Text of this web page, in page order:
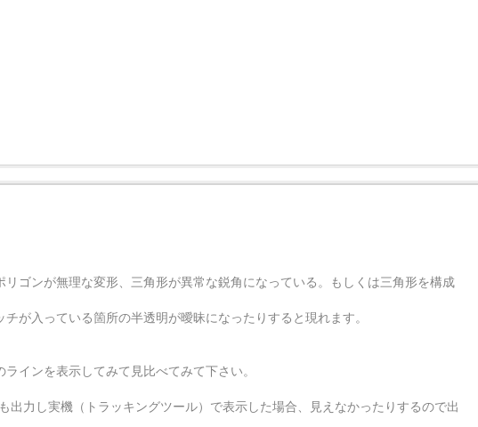
ゴンが無理な変形、三角形が異常な鋭角になっている。もしくは三角形を構成
が入っている箇所の半透明が曖昧になったりすると現れます。
インを表示してみて見比べてみて下さい。
出力し実機（トラッキングツール）で表示した場合、見えなかったりするので出